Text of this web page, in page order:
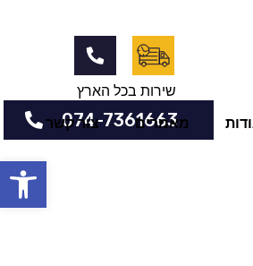
שירות בכל הארץ
074-7361663
מאמרים צור קשר